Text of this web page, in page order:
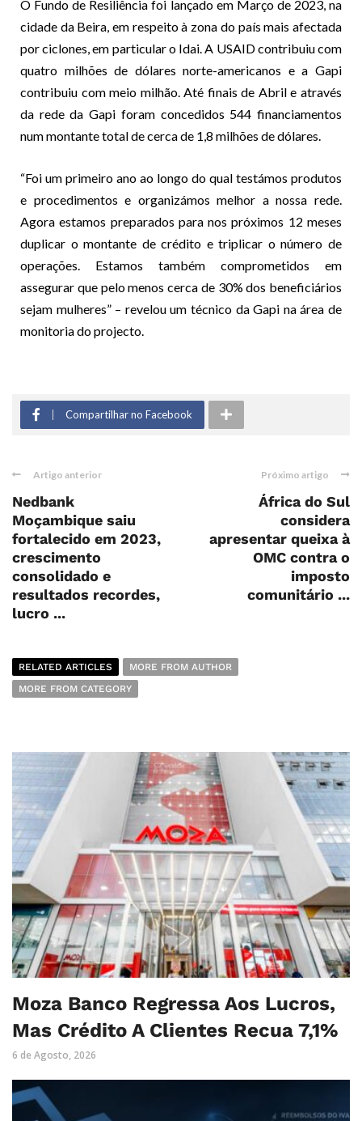
O Fundo de Resiliência foi lançado em Março de 2023, na
cidade da Beira, em respeito à zona do país mais afectada
por ciclones, em particular o Idai. A USAID contribuiu com
quatro milhões de dólares norte-americanos e a Gapi
contribuiu com meio milhão. Até finais de Abril e através
da rede da Gapi foram concedidos 544 financiamentos
num montante total de cerca de 1,8 milhões de dólares.
“Foi um primeiro ano ao longo do qual testámos produtos
e procedimentos e organizámos melhor a nossa rede.
Agora estamos preparados para nos próximos 12 meses
duplicar o montante de crédito e triplicar o número de
operações. Estamos também comprometidos em
assegurar que pelo menos cerca de 30% dos beneficiários
sejam mulheres” – revelou um técnico da Gapi na área de
monitoria do projecto.
Compartilhar no Facebook
Artigo anterior
Nedbank
Moçambique saiu
fortalecido em 2023,
crescimento
consolidado e
resultados recordes,
lucro ...
Próximo artigo
África do Sul
considera
apresentar queixa à
OMC contra o
imposto
comunitário ...
RELATED ARTICLES
MORE FROM AUTHOR
MORE FROM CATEGORY
Moza Banco Regressa Aos Lucros,
Mas Crédito A Clientes Recua 7,1%
6 de Agosto, 2026